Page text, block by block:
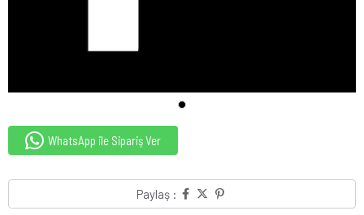
WhatsApp ile Sipariş Ver
Paylaş :